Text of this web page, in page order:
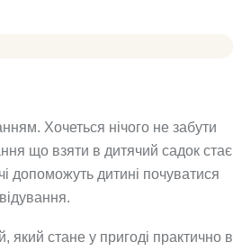
Хочеться нічого не забути
що взяти в дитячий садок стає
допоможуть дитині почуватися
який стане у пригоді практично в